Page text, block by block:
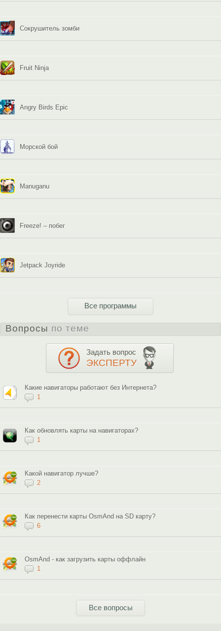
Сокрушитель зомби
Fruit Ninja
Angry Birds Epic
Морской бой
Manuganu
Freeze! – побег
Jetpack Joyride
Все программы
Вопросы по теме
Задать вопрос
ЭКСПЕРТУ
Какие навигаторы работают без Интернета?
1
Как обновлять карты на навигаторах?
1
Какой навигатор лучше?
2
Как перенести карты OsmAnd на SD карту?
6
OsmAnd - как загрузить карты оффлайн
1
Все вопросы